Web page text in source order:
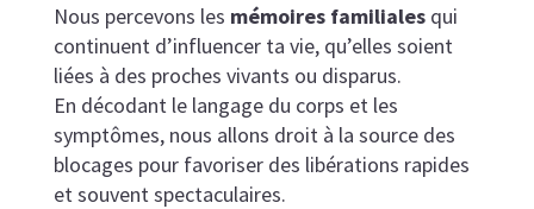
Nous percevons les mémoires familialesqui
continuent d’influencer ta vie, qu’elles soient
liées à des proches vivants ou disparus.
En décodant le langage du corps et les
symptômes, nous allons droit à la source des
blocages pour favoriser des libérations rapides
et souvent spectaculaires.